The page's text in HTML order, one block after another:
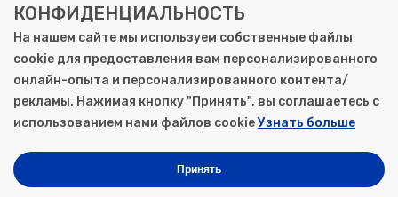
Саратов, ул. Осипова, 10А
+7 (8452) 72-65-65
gemera@moya-kniga.ru
Моя книга | Сеть книжных магазинов в Саратове
КОНФИДЕНЦИАЛЬНОСТЬ
На нашем сайте мы используем собственные файлы
cookie для предоставления вам персонализированного
онлайн-опыта и персонализированного контента/
рекламы. Нажимая кнопку "Принять", вы соглашаетесь с
использованием нами файлов cookieУзнать больше
Принять